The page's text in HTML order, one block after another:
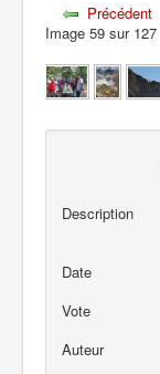
Précédent
Image 59 sur 127
Description
Date
Vote
Auteur